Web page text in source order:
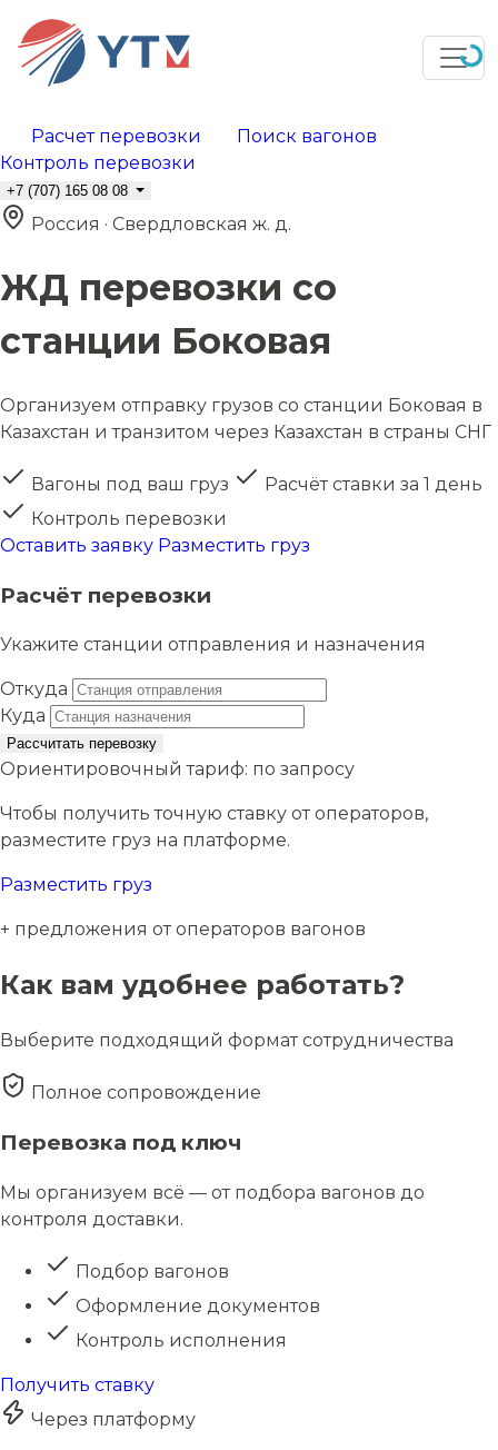
Расчет перевозки
Поиск вагонов
Контроль перевозки
+7 (707) 165 08 08
Россия · Свердловская ж. д.
ЖД перевозки со
станции Боковая
Организуем отправку грузов со станции Боковая в
Казахстан и транзитом через Казахстан в страны СНГ
Вагоны под ваш груз
Расчёт ставки за 1 день
Контроль перевозки
Оставить заявку Разместить груз
Расчёт перевозки
Укажите станции отправления и назначения
Откуда
Куда
Рассчитать перевозку
Ориентировочный тариф: по запросу
Чтобы получить точную ставку от операторов,
разместите груз на платформе.
Разместить груз
+ предложения от операторов вагонов
Как вам удобнее работать?
Выберите подходящий формат сотрудничества
Полное сопровождение
Перевозка под ключ
Мы организуем всё — от подбора вагонов до
контроля доставки.
Подбор вагонов
Оформление документов
Контроль исполнения
Получить ставку
Через платформу